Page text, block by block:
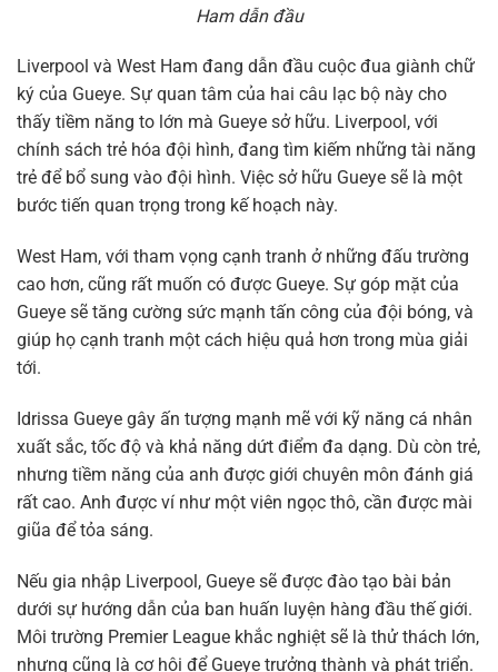
Ham dẫn đầu
Liverpool và West Ham đang dẫn đầu cuộc đua giành chữ
ký của Gueye. Sự quan tâm của hai câu lạc bộ này cho
thấy tiềm năng to lớn mà Gueye sở hữu. Liverpool, với
chính sách trẻ hóa đội hình, đang tìm kiếm những tài năng
trẻ để bổ sung vào đội hình. Việc sở hữu Gueye sẽ là một
bước tiến quan trọng trong kế hoạch này.
West Ham, với tham vọng cạnh tranh ở những đấu trường
cao hơn, cũng rất muốn có được Gueye. Sự góp mặt của
Gueye sẽ tăng cường sức mạnh tấn công của đội bóng, và
giúp họ cạnh tranh một cách hiệu quả hơn trong mùa giải
tới.
Idrissa Gueye gây ấn tượng mạnh mẽ với kỹ năng cá nhân
xuất sắc, tốc độ và khả năng dứt điểm đa dạng. Dù còn trẻ,
nhưng tiềm năng của anh được giới chuyên môn đánh giá
rất cao. Anh được ví như một viên ngọc thô, cần được mài
giũa để tỏa sáng.
Nếu gia nhập Liverpool, Gueye sẽ được đào tạo bài bản
dưới sự hướng dẫn của ban huấn luyện hàng đầu thế giới.
Môi trường Premier League khắc nghiệt sẽ là thử thách lớn,
nhưng cũng là cơ hội để Gueye trưởng thành và phát triển.